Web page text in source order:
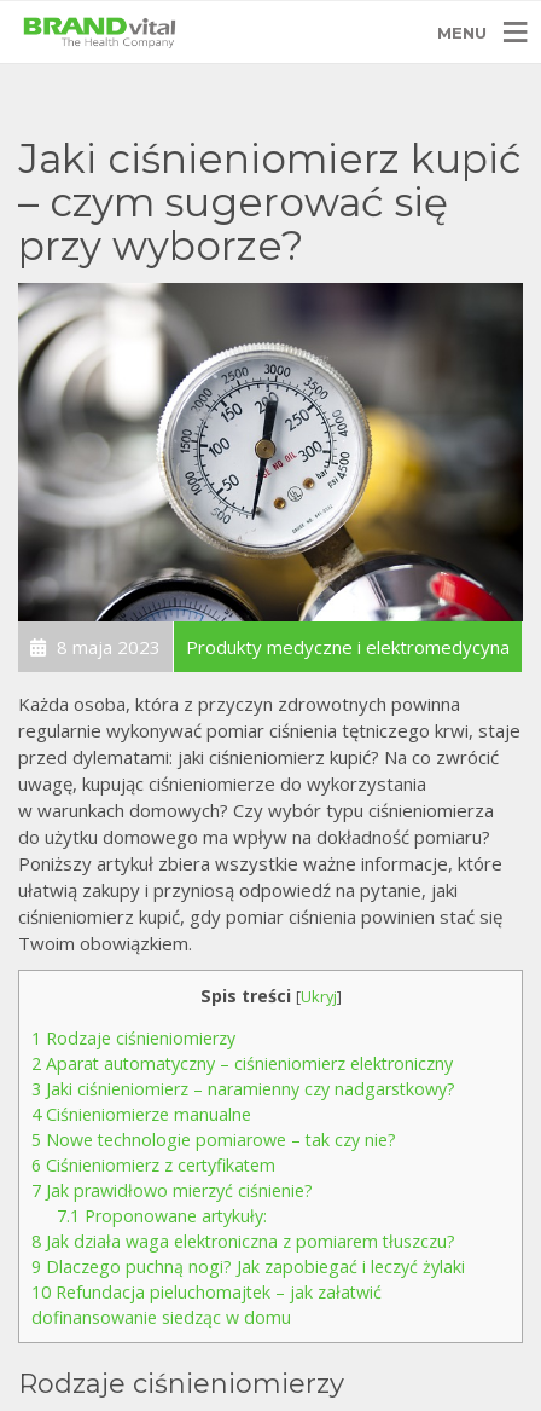
MENU
Jaki ciśnieniomierz kupić
– czym sugerować się
przy wyborze?
8 maja 2023 Produkty medyczne i elektromedycyna
Każda osoba, która z przyczyn zdrowotnych powinna
regularnie wykonywać pomiar ciśnienia tętniczego krwi, staje
przed dylematami: jaki ciśnieniomierz kupić? Na co zwrócić
uwagę, kupując ciśnieniomierze do wykorzystania
w warunkach domowych? Czy wybór typu ciśnieniomierza
do użytku domowego ma wpływ na dokładność pomiaru?
Poniższy artykuł zbiera wszystkie ważne informacje, które
ułatwią zakupy i przyniosą odpowiedź na pytanie, jaki
ciśnieniomierz kupić, gdy pomiar ciśnienia powinien stać się
Twoim obowiązkiem.
Spis treści [Ukryj]
1 Rodzaje ciśnieniomierzy
2 Aparat automatyczny – ciśnieniomierz elektroniczny
3 Jaki ciśnieniomierz – naramienny czy nadgarstkowy?
4Ciśnieniomierze manualne
5 Nowe technologie pomiarowe – tak czy nie?
6 Ciśnieniomierz z certyfikatem
7 Jak prawidłowo mierzyć ciśnienie?
7.1 Proponowane artykuły:
8 Jak działa waga elektroniczna z pomiarem tłuszczu?
9 Dlaczego puchną nogi? Jak zapobiegać i leczyć żylaki
10 Refundacja pieluchomajtek – jak załatwić
dofinansowanie siedząc w domu
Rodzaje ciśnieniomierzy